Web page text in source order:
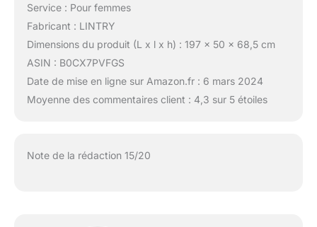
Service : Pour femmes
Fabricant : LINTRY
Dimensions du produit (L x l x h) : 197 x 50 x 68,5 cm
ASIN : B0CX7PVFGS
Date de mise en ligne sur Amazon.fr : 6 mars 2024
Moyenne des commentaires client : 4,3 sur 5 étoiles
Note de la rédaction 15/20